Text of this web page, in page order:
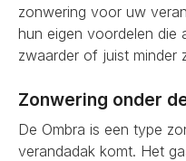
zonwering voor uw
hun eigen voordelen die
zwaarder of juist minder
Zonwering onder
De Ombra is een type
verandadak komt. Het